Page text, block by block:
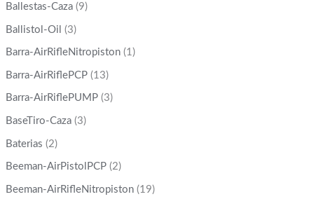
Ballestas-Caza (9)
Ballistol-Oil (3)
Barra-AirRifleNitropiston (1)
Barra-AirRiflePCP (13)
Barra-AirRiflePUMP (3)
BaseTiro-Caza (3)
Baterias (2)
Beeman-AirPistolPCP (2)
Beeman-AirRifleNitropiston (19)